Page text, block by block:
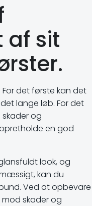
af sit
det første kan det
lange løb. For det
og
en god
look, og
kan du
Ved at opbevare
skader og